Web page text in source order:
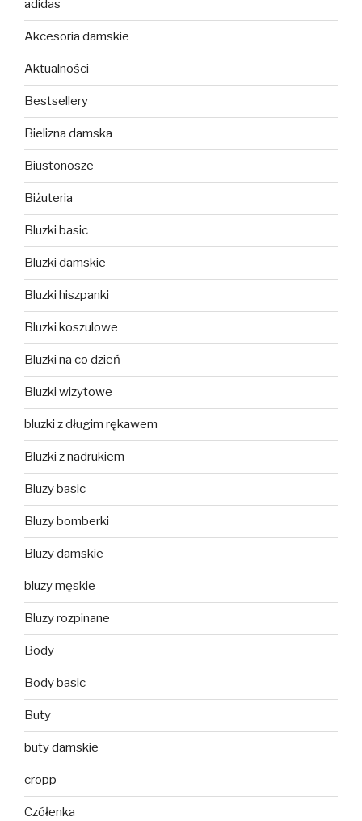
adidas
Akcesoria damskie
Aktualności
Bestsellery
Bielizna damska
Biustonosze
Biżuteria
Bluzki basic
Bluzki damskie
Bluzki hiszpanki
Bluzki koszulowe
Bluzki na co dzień
Bluzki wizytowe
bluzki z długim rękawem
Bluzki z nadrukiem
Bluzy basic
Bluzy bomberki
Bluzy damskie
bluzy męskie
Bluzy rozpinane
Body
Body basic
Buty
buty damskie
cropp
Czółenka